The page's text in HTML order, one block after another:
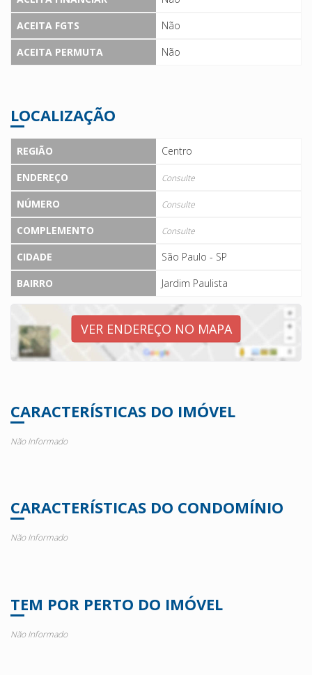
ACEITA FGTS
Não
ACEITA PERMUTA
Não
LOCALIZAÇÃO
REGIÃO
Centro
ENDEREÇO
Consulte
NÚMERO Consulte
COMPLEMENTO Consulte
CIDADE
São Paulo - SP
BAIRRO
Jardim Paulista
VER ENDEREÇO NO MAPA
CARACTERÍSTICAS DO IMÓVEL
Não Informado
CARACTERÍSTICAS DO CONDOMÍNIO
Não Informado
TEM POR PERTO DO IMÓVEL
Não Informado